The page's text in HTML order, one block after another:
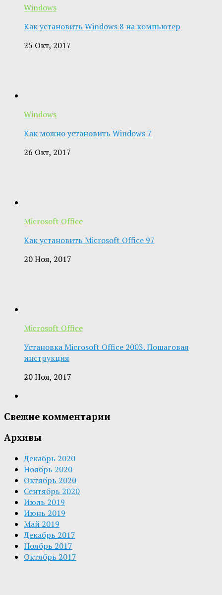
Windows
Как установить Windows 8 на компьютер
25 Окт, 2017
Windows
Как можно установить Windows 7
26 Окт, 2017
Microsoft Office
Как установить Microsoft Office 97
20 Ноя, 2017
Microsoft Office
Установка Microsoft Office 2003. Пошаговая
инструкция
20 Ноя, 2017
Свежие комментарии
Архивы
Декабрь 2020
Ноябрь 2020
Октябрь 2020
Сентябрь 2020
Июль 2019
Июнь 2019
Май 2019
Декабрь 2017
Ноябрь 2017
Октябрь 2017